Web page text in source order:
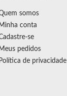
somos
Minha conta
se
Meus pedidos
Política de privacidade